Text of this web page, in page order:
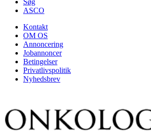
Søg
ASCO
Kontakt
OM OS
Annoncering
Jobannoncer
Betingelser
Privatlivspolitik
Nyhedsbrev